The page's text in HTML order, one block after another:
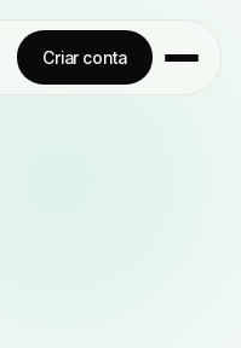
Criar conta